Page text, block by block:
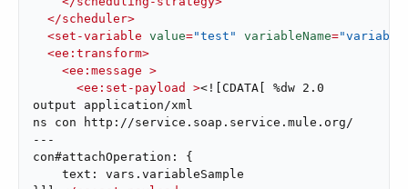
</scheduler>
<set-variable value="test" variableName=
<ee:transform>
<ee:message >
<ee:set-payload ><![CDATA[ %dw 2.0
output application/xml
ns con http://service.soap.service.mule.org/
---
con#attachOperation: {
    text: vars.variableSample